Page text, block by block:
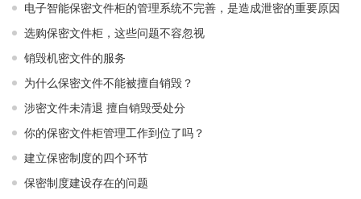
电子智能保密文件柜的管理系统不完善，是造成泄密的重要原因
选购保密文件柜，这些问题不容忽视
销毁机密文件的服务
为什么保密文件不能被擅自销毁？
涉密文件未清退 擅自销毁受处分
你的保密文件柜管理工作到位了吗？
建立保密制度的四个环节
保密制度建设存在的问题